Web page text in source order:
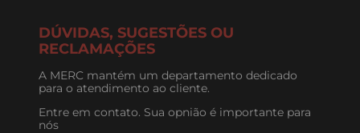
DÚVIDAS, SUGESTÕES OU
RECLAMAÇÕES
A MERC mantém um departamento dedicado
para o atendimento ao cliente.
Entre em contato. Sua opnião é importante para
nós